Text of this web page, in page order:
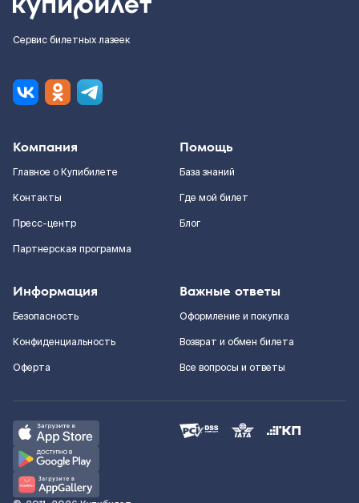
Сервис билетных лазеек
Компания
Главное о Купибилете
Контакты
Пресс-центр
Партнерская программа
Помощь
База знаний
Где мой билет
Блог
Информация
Безопасность
Конфиденциальность
Оферта
Важные ответы
Оформление и покупка
Возврат и обмен билета
Все вопросы и ответы